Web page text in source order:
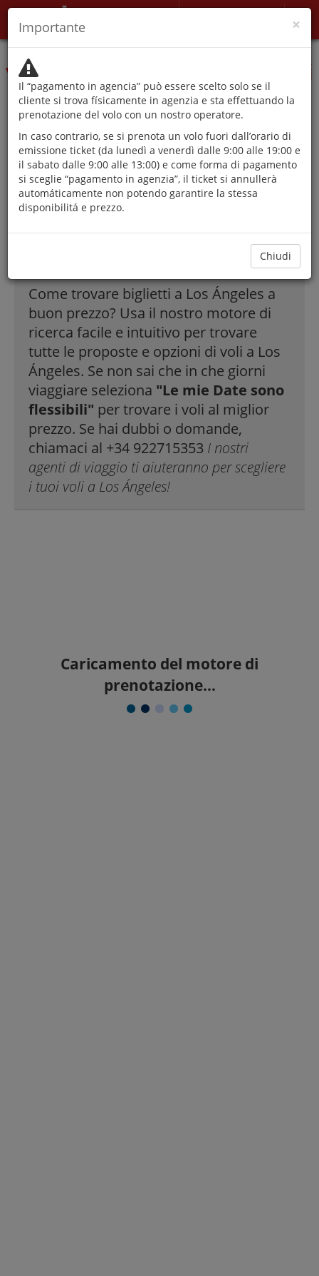
Le autorità sconsigliano di
viaggiare se non per motivi
che non possono essere
rinviati.
La migliore offerte
di Voli a Los
Come trovare biglietti a Los Ángeles a
buon prezzo? Usa il nostro motore di
ricerca facile e intuitivo per trovare
tutte le proposte e opzioni di voli a Los
Ángeles. Se non sai che in che giorni
viaggiare seleziona "Le mie Date sono
flessibili" per trovare i voli al miglior
prezzo. Se hai dubbi o domande,
chiamaci al +34 922715353 I nostri
agenti di viaggio ti aiuteranno per scegliere
i tuoi voli a Los Ángeles!
Caricamento del motore di
prenotazione...
×
Importante
Il “pagamento in agencia” può essere scelto solo se il
cliente si trova físicamente in agenzia e sta effettuando la
prenotazione del volo con un nostro operatore.
In caso contrario, se si prenota un volo fuori dall’orario di
emissione ticket (da lunedì a venerdì dalle 9:00 alle 19:00 e
il sabato dalle 9:00 alle 13:00) e come forma di pagamento
si sceglie “pagamento in agenzia”, il ticket si annullerà
automáticamente non potendo garantire la stessa
disponibilitá e prezzo.
Chiudi